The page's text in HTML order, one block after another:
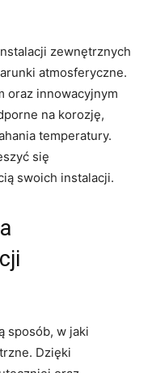
zewnętrznych
atmosferyczne.
oraz innowacyjnym
na⁣ korozję,
temperatury.
się
swoich ⁢instalacji.
⁤sposób, w jaki
Dzięki